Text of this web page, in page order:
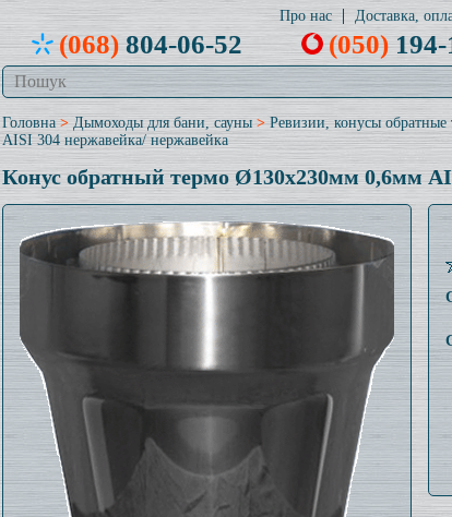
Про нас Доставка,
(068)804-06-52 (050)194-
Головна> Дымоходы для бани, сауны>Ревизии, конусы обратные
AISI 304 нержавейка/ нержавейка
Конус обратный термо Ø130x230мм 0,6мм